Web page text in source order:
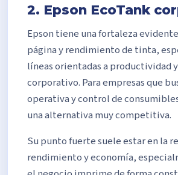
2. Epson EcoTank
Epson tiene una fortaleza
página y rendimiento de tinta,
líneas orientadas a productividad
corporativo. Para empresas que
operativa y control de
una alternativa muy competitiva.
Su punto fuerte suele estar en la
rendimiento y economía,